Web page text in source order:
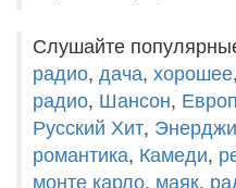
Слушайте
радио, дача, хорошее,
радио, Шансон,
Русский Хит, Энерджи
романтика, Камеди,
монте карло, маяк,